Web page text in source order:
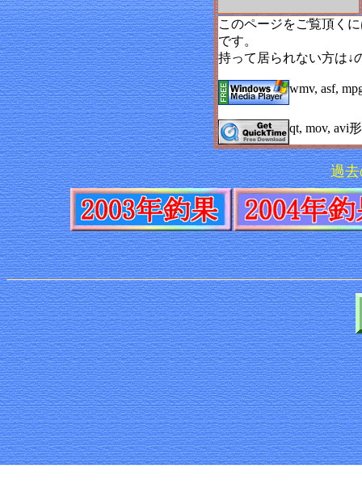
このページをご覧頂く
です。
持って居られない方は↓
wmv, asf,
qt, mov, avi
過